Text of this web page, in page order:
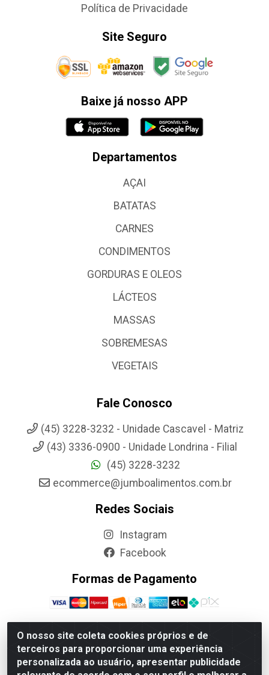
O nosso site coleta cookies próprios e de
terceiros para proporcionar uma experiência
personalizada ao usuário, apresentar publicidade
Política de Privacidade
Site Seguro
Baixe já nosso APP
Departamentos
AÇAI
BATATAS
CARNES
CONDIMENTOS
GORDURAS E OLEOS
LÁCTEOS
MASSAS
SOBREMESAS
VEGETAIS
Fale Conosco
(45) 3228-3232 - Unidade Cascavel - Matriz
(43) 3336-0900 - Unidade Londrina - Filial
(45) 3228-3232
ecommerce@jumboalimentos.com.br
Redes Sociais
Instagram
Facebook
Formas de Pagamento
Jumbo Alimentos Cascavel - Matriz - Rua Itatiba Do Sul,
161 - Santos Dumont, Cascavel-PR - CEP 85804-700-